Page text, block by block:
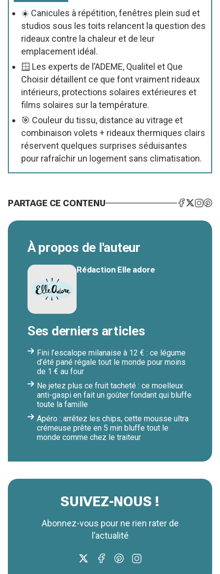
☀️ Canicules à répétition, fenêtres plein sud et
studios sous les toits relancent la question des
rideaux contre la chaleur et de leur
emplacement idéal.
🪟 Les experts de l’ADEME, Qualitel et Que
Choisir détaillent ce que font vraiment rideaux
intérieurs, protections solaires extérieures et
films solaires sur la température.
🎯 Couleur du tissu, distance au vitrage et
combinaison volets + rideaux thermiques clairs
réservent quelques surprises séduisantes
pour rafraîchir un logement sans climatisation.
PARTAGE CE CONTENU
À propos de l'auteur
Rédaction Elle adore
Ses derniers articles
Fini l’escalope milanaise à 12 € : ce légume
d’été pané régale tout le monde pour moins
de 1 € au four
Ne jetez plus ce fruit tacheté : ce moelleux
anti-gaspi en fait un goûter fondant qui bluffe
toute la famille
Apéro : arrêtez les chips, cette mousse ultra
crémeuse prête en 5 min bluffe tout le
monde comme chez le traiteur
SUIVEZ-NOUS !
Abonnez-vous pour ne rien rater de
l’actualité